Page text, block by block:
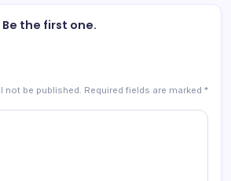
the first one.
not be published. Required fields are marked *